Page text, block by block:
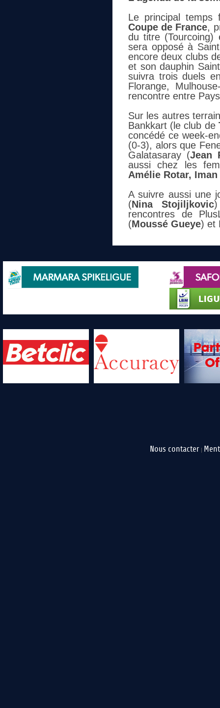
Le principal temps
Coupe de France,
du titre (Tourcoing)
sera opposé à
encore deux clubs
et son dauphin
suivra trois duels
Florange,
rencontre entre
Sur les autres
Bankkart (le club de
concédé ce week-
(0-3), alors que
Galatasaray (Jean
aussi chez les
Amélie Rotar, Iman
A suivre aussi une
(Nina Stojiljkovic
rencontres de
(Moussé Gueye) et
Nous contacter |